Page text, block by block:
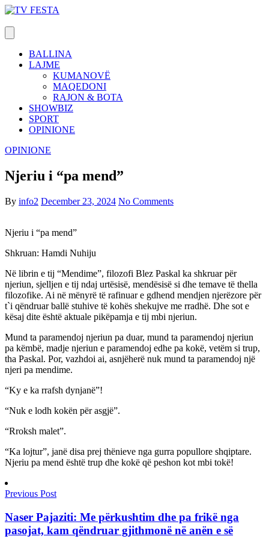
Skip
content
BALLINA
LAJME
KUMANOVË
MAQEDONI
RAJON & BOTA
SHOWBIZ
SPORT
OPINIONE
OPINIONE
Njeriu i “pa mend”
By info2 December 23, 2024 No Comments
Njeriu i “pa mend”
Shkruan: Hamdi Nuhiju
Në librin e tij “Mendime”, filozofi Blez Paskal ka shkruar për
njeriun, sjelljen e tij ndaj urtësisë, mendësisë si dhe temave të thella
filozofike. Ai në mënyrë të rafinuar e gdhend mendjen njerëzore për
t`i qëndruar ballë stuhive të kohës shekujve me rradhë. Dhe sot e
kësaj dite është aktuale pikëpamja e tij mbi njeriun.
Mund ta paramendoj njeriun pa duar, mund ta paramendoj njeriun
pa këmbë, madje njeriun e paramendoj edhe pa kokë, vetëm si trup,
tha Paskal. Por, vazhdoi ai, asnjëherë nuk mund ta paramendoj një
njeri pa mendime.
“Ky e ka rrafsh dynjanë”!
“Nuk e lodh kokën për asgjë”.
“Rroksh malet”.
“Ka lojtur”, janë disa prej thënieve nga gurra popullore shqiptare.
Njeriu pa mend është trup dhe kokë që peshon kot mbi tokë!
Previous Post
Naser Pajaziti: Me përkushtim dhe pa frikë nga
pasojat, kam qëndruar gjithmonë në anën e së